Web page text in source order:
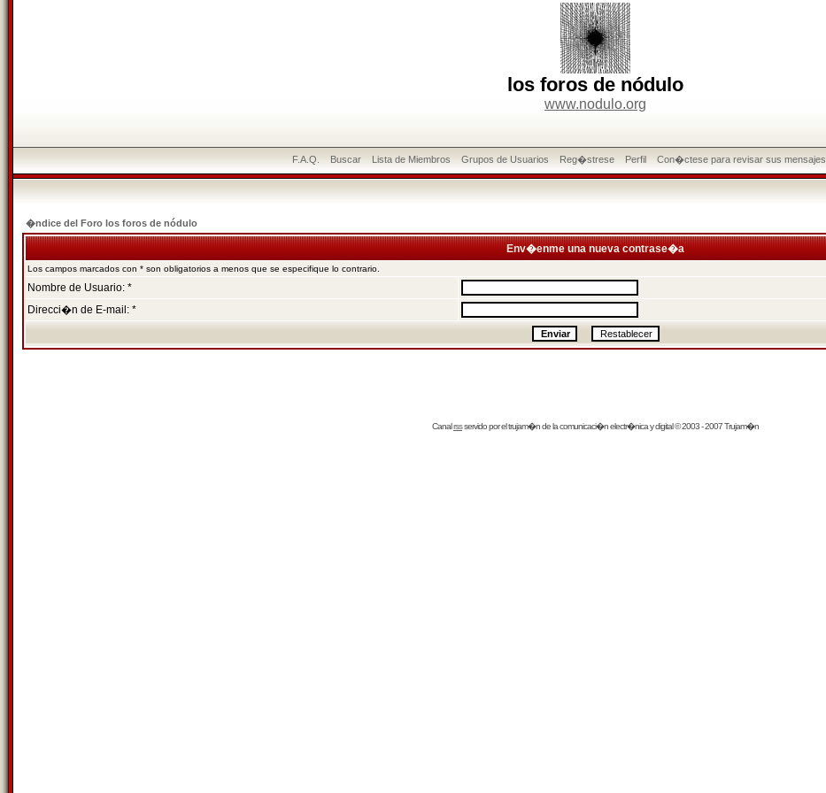
los foros de nódulo
www.nodulo.org
F.A.Q. Buscar Lista de Miembros Grupos de Usuarios Reg�strese Perfil Con�ctese para revisar sus mensajes
�ndice del Foro los foros de nódulo
Env�enme una nueva contrase�a
Los campos marcados con * son obligatorios a menos que se especifique lo contrario.
Nombre de Usuario: *
Direcci�n de E-mail: *
Canalrssservido por eltrujam�nde la comunicaci�n electr�nica y digital © 2003 - 2007 Trujam�n